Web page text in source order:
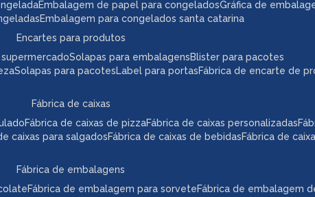
embalagem de papel para congelados
gráfica de
embalagem para congelados santa catarina
encartes para produtos
supermercado solapas para embalagens
label para portas
solapas para pacotes
blister para pacotes
fábrica de encarte de
fábrica de caixas
fábrica de caixas de pizza fábrica de caixas personalizadas
fábrica de caixas de bebidas
caixas para salgados
fábrica de
fábrica de embalagens
fábrica de embalagem para sorvete fábrica de embalagem